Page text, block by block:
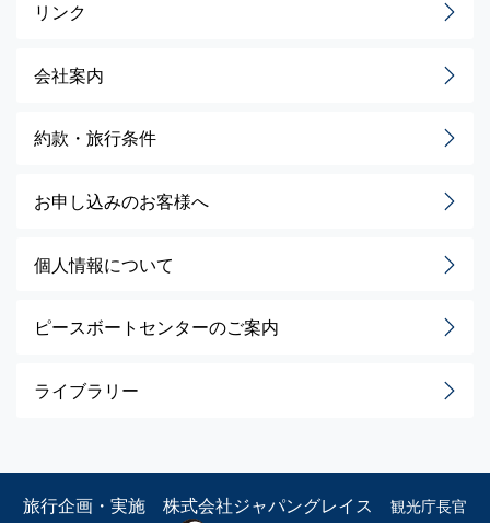
リンク
会社案内
約款・旅行条件
お申し込みのお客様へ
個人情報について
ピースボートセンターのご案内
ライブラリー
旅行企画・実施 株式会社ジャパングレイス 観光庁長官